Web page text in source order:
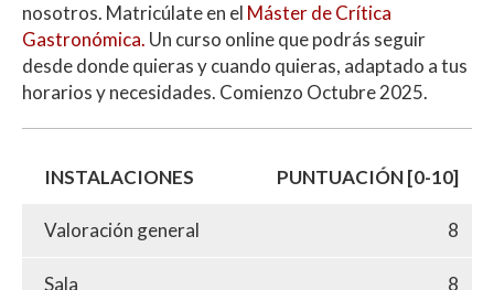
nosotros. Matricúlate en el Máster de Crítica
Gastronómica. Un curso online que podrás seguir
desde donde quieras y cuando quieras, adaptado a tus
horarios y necesidades. Comienzo Octubre 2025.
INSTALACIONES PUNTUACIÓN [0-10]
Valoración general 8
Sala 8